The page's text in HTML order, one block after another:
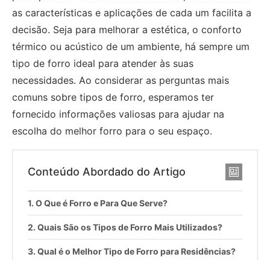
as características e aplicações de cada um facilita a
decisão. Seja para melhorar a estética, o conforto
térmico ou acústico de um ambiente, há sempre um
tipo de forro ideal para atender às suas
necessidades. Ao considerar as perguntas mais
comuns sobre tipos de forro, esperamos ter
fornecido informações valiosas para ajudar na
escolha do melhor forro para o seu espaço.
Conteúdo Abordado do Artigo
O Que é Forro e Para Que Serve?
Quais São os Tipos de Forro Mais Utilizados?
Qual é o Melhor Tipo de Forro para Residências?